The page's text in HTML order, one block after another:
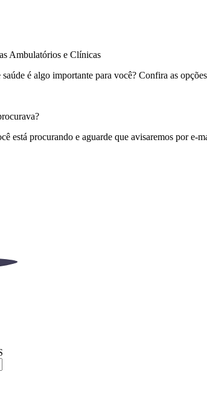
Ambulatórios e Clínicas
é algo importante para você? Confira as
está procurando e aguarde que avisaremos por e-